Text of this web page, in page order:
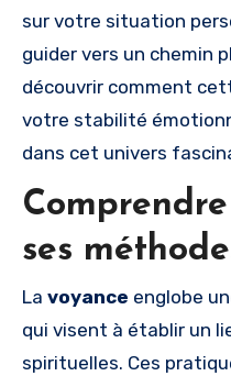
sur votre situation
guider vers un chemin
découvrir comment
votre stabilité
dans cet univers
ses
La voyance englobe
qui visent à établir un
spirituelles. Ces